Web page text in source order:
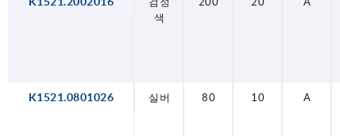
색
K1521.0801026 실버 80 10 A